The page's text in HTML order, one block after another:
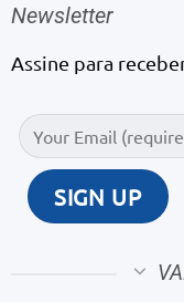
Newsletter
Assine para